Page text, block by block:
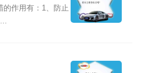
的作用有：1、防止